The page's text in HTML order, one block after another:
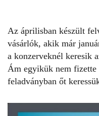
Az áprilisban készült
vásárlók, akik már
a konzerveknél keresik
Ám egyikük nem
feladványban őt